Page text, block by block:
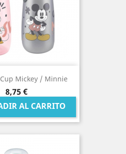
Mickey / Minnie
Precio
8,75 €
AL CARRITO